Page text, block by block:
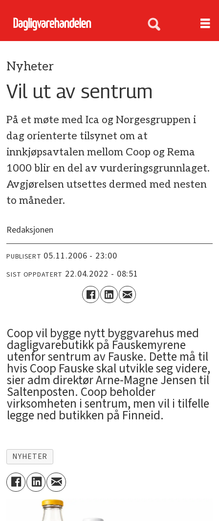
Nyheter
Vil ut av sentrum
På et møte med Ica og Norgesgruppen i
dag orienterte tilsynet om at
innkjøpsavtalen mellom Coop og Rema
1000 blir en del av vurderingsgrunnlaget.
Avgjørelsen utsettes dermed med nesten
to måneder.
Redaksjonen
PUBLISERT 05.11.2006 - 23:00
SIST OPPDATERT 22.04.2022 - 08:51
Coop vil bygge nytt byggvarehus med
dagligvarebutikk på Fauskemyrene
utenfor sentrum av Fauske. Dette må til
hvis Coop Fauske skal utvikle seg videre,
sier adm direktør Arne-Magne Jensen til
Saltenposten. Coop beholder
virksomheten i sentrum, men vil i tilfelle
legge ned butikken på Finneid.
NYHETER